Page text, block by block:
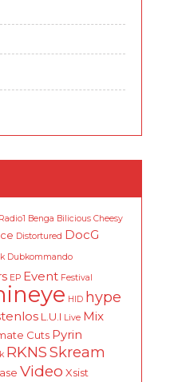
Benga Bilicious Cheesy
Distortured DocG
Dubkommando
EP Event Festival
HID hype
L.U.I Live Mix
Cuts Pyrin
RKNSSkream
Video Xsist